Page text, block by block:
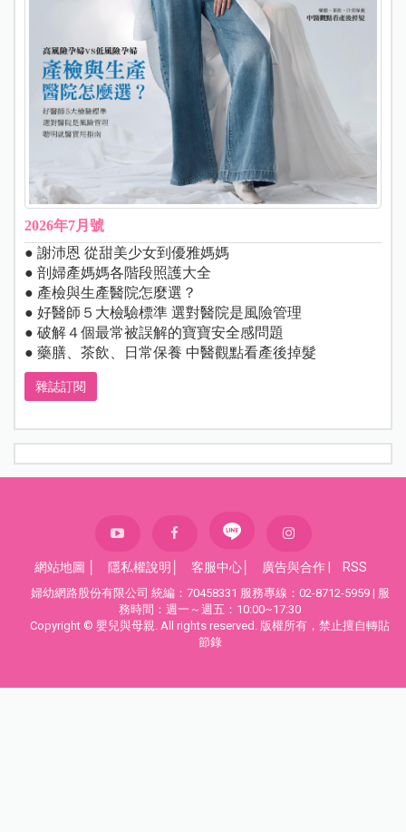
2026年7月號
● 謝沛恩 從甜美少女到優雅媽媽
● 剖婦產媽媽各階段照護大全
● 產檢與生產醫院怎麼選？
● 好醫師５大檢驗標準 選對醫院是風險管理
● 破解４個最常被誤解的寶寶安全感問題
● 藥膳、茶飲、日常保養 中醫觀點看產後掉髮
雜誌訂閱
網站地圖 隱私權說明 客服中心 廣告與合作 RSS
婦幼網路股份有限公司 統編：70458331 服務專線：02-8712-5959 | 服
務時間：週一～週五：10:00~17:30
Copyright © 嬰兒與母親. All rights reserved. 版權所有，禁止擅自轉貼
節錄